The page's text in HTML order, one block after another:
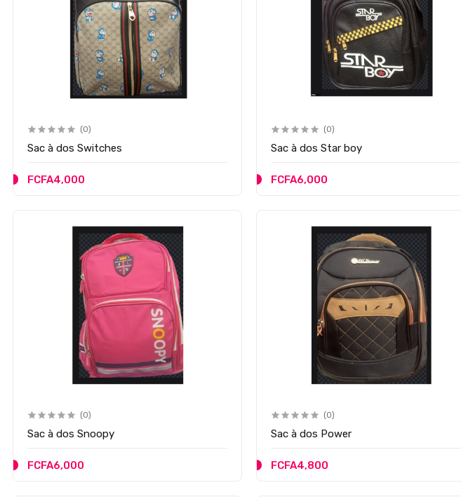
(0)
Sac à dos Switches
FCFA4,000
(0)
Sac à dos Star boy
FCFA6,000
(0)
Sac à dos Snoopy
FCFA6,000
(0)
Sac à dos Power
FCFA4,800